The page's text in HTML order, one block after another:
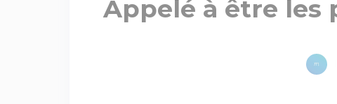
Appelé à être les